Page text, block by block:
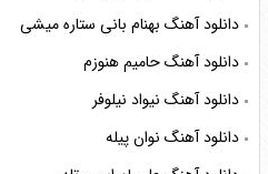
دانلود آهنگ بهنام بانی ستاره میشی
دانلود آهنگ حامیم هنوزم
دانلود آهنگ نیواد نیلوفر
دانلود آهنگ نوان پیله